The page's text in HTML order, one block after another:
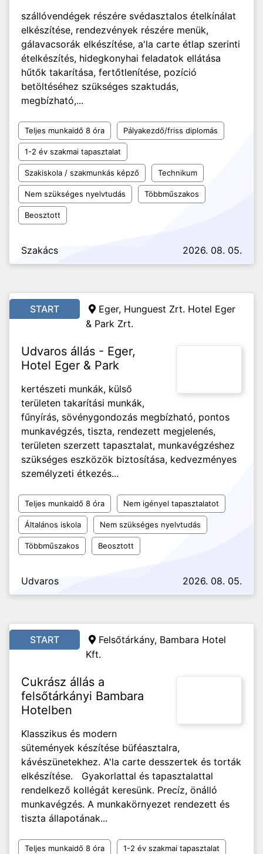
szállóvendégek részére svédasztalos ételkínálat
elkészítése, rendezvények részére menük,
gálavacsorák elkészítése, a'la carte étlap szerinti
ételkészítés, hidegkonyhai feladatok ellátása
hűtők takarítása, fertőtlenítése, pozíció
betöltéséhez szükséges szaktudás,
megbízható,...
Teljes munkaidő 8 óra Pályakezdő/friss diplomás
1-2 év szakmai tapasztalat
Szakiskola / szakmunkás képző Technikum
Nem szükséges nyelvtudás Többműszakos
Beosztott
Szakács 2026. 08. 05.
START
Eger, Hunguest Zrt. Hotel Eger
& Park Zrt.
Udvaros állás - Eger,
Hotel Eger & Park
kertészeti munkák, külső
területen takarítási munkák,
fűnyírás, sövénygondozás megbízható, pontos
munkavégzés, tiszta, rendezett megjelenés,
területen szerzett tapasztalat, munkavégzéshez
szükséges eszközök biztosítása, kedvezményes
személyzeti étkezés...
Teljes munkaidő 8 óra Nem igényel tapasztalatot
Általános iskola Nem szükséges nyelvtudás
Többműszakos Beosztott
Udvaros 2026. 08. 05.
START
Felsőtárkány, Bambara Hotel
Kft.
Cukrász állás a
felsőtárkányi Bambara
Hotelben
Klasszikus és modern
sütemények készítése büféasztalra,
kávészünetekhez. A'la carte desszertek és torták
elkészítése. Gyakorlattal és tapasztalattal
rendelkező kollégát keresünk. Precíz, önálló
munkavégzés. A munkakörnyezet rendezett és
tiszta állapotának...
Teljes munkaidő 8 óra 1-2 év szakmai tapasztalat